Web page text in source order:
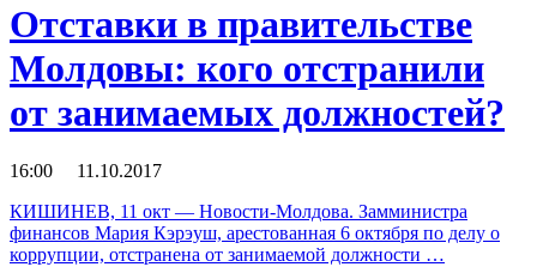
Отставки в правительстве
Молдовы: кого отстранили
от занимаемых должностей?
16:00 11.10.2017
КИШИНЕВ, 11 окт — Новости-Молдова. Замминистра
финансов Мария Кэрэуш, арестованная 6 октября по делу о
коррупции, отстранена от занимаемой должности …